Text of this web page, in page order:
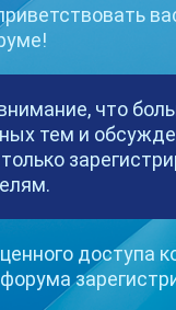
Artemus
Members (NEW!)
что
тем и
доступа